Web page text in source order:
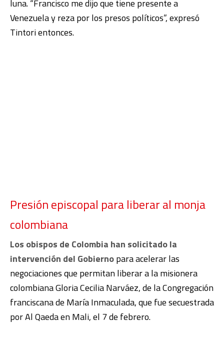
luna. “Francisco me dijo que tiene presente a
Venezuela y reza por los presos políticos”, expresó
Tintori entonces.
Presión episcopal para liberar al monja
colombiana
Los obispos de Colombia han solicitado la
intervención del Gobiernopara acelerar las
negociaciones que permitan liberar a la misionera
colombiana Gloria Cecilia Narváez, de la Congregación
franciscana de María Inmaculada, que fue secuestrada
por Al Qaeda en Mali, el 7 de febrero.